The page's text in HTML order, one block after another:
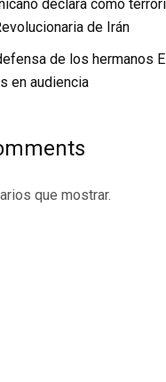
declara como
de Irán
de los hermanos
en audiencia
que mostrar.